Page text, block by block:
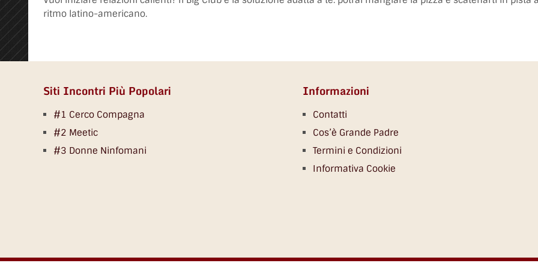
ritmo latino-americano.
Siti Incontri Più Popolari
#1 Cerco Compagna
#2 Meetic
#3 Donne Ninfomani
Informazioni
Contatti
Cos’è Grande Padre
Termini e Condizioni
Informativa Cookie